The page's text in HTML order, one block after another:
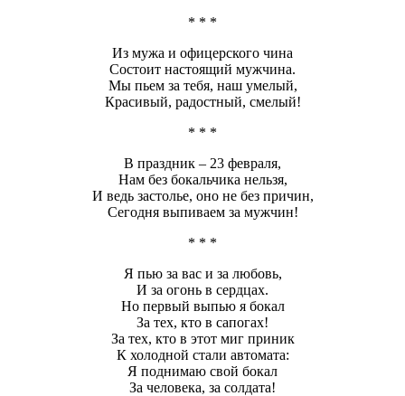
* * *
Из мужа и офицерского чина
Состоит настоящий мужчина.
Мы пьем за тебя, наш умелый,
Красивый, радостный, смелый!
* * *
В праздник – 23 февраля,
Нам без бокальчика нельзя,
И ведь застолье, оно не без причин,
Сегодня выпиваем за мужчин!
* * *
Я пью за вас и за любовь,
И за огонь в сердцах.
Но первый выпью я бокал
За тех, кто в сапогах!
За тех, кто в этот миг приник
К холодной стали автомата:
Я поднимаю свой бокал
За человека, за солдата!